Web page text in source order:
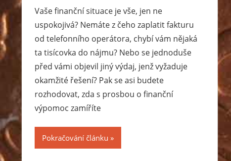
Vaše finanční situace je vše, jen ne
uspokojivá? Nemáte z čeho zaplatit fakturu
od telefonního operátora, chybí vám nějaká
ta tisícovka do nájmu? Nebo se jednoduše
před vámi objevil jiný výdaj, jenž vyžaduje
okamžité řešení? Pak se asi budete
rozhodovat, zda s prosbou o finanční
výpomoc zamíříte
Pokračování článku